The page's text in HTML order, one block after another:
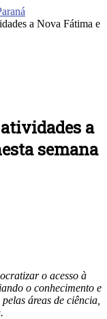
a Nova Fátima e
a
semana
o acesso à
o conhecimento e
áreas de ciência,